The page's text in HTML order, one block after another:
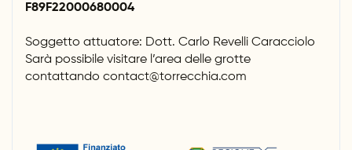
F89F22000680004
Soggetto attuatore: Dott. Carlo Revelli Caracciolo
Sarà possibile visitare l’area delle grotte
contattando contact@torrecchia.com